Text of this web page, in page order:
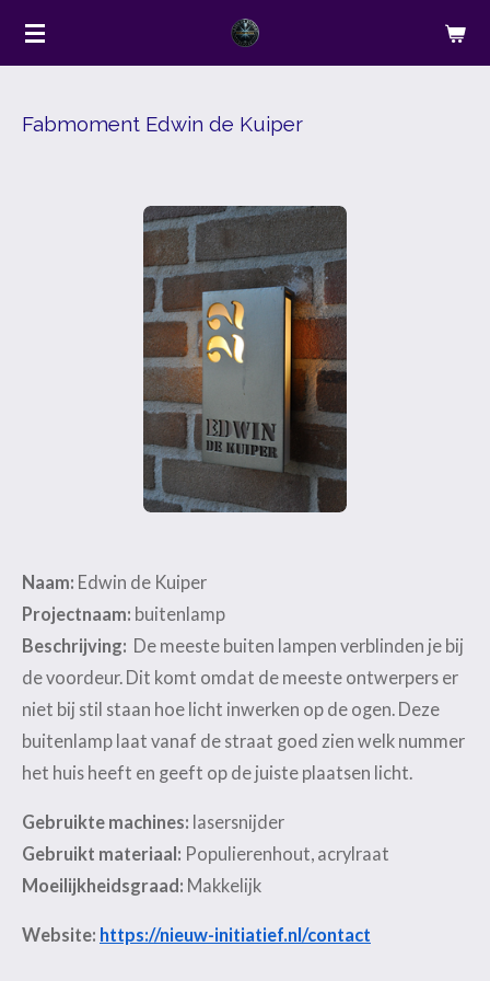
Ga
deFabmoment Edwin de Kuiper
Naam: Edwin de Kuiper
Projectnaam: buitenlamp
Beschrijving: De meeste buiten lampen verblinden je bij
de voordeur. Dit komt omdat de meeste ontwerpers er
niet bij stil staan hoe licht inwerken op de ogen. Deze
buitenlamp laat vanaf de straat goed zien welk nummer
het huis heeft en geeft op de juiste plaatsen licht.
Gebruikte machines: lasersnijder
Gebruikt materiaal: Populierenhout, acrylraat
Moeilijkheidsgraad: Makkelijk
Website: https://nieuw-initiatief.nl/contact